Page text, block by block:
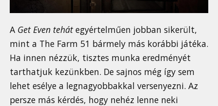
A Get Even tehátegyértelműen jobban sikerült,
mint a The Farm 51 bármely más korábbi játéka.
Ha innen nézzük, tisztes munka eredményét
tarthatjuk kezünkben. De sajnos még így sem
lehet esélye a legnagyobbakkal versenyezni. Az
persze más kérdés, hogy nehéz lenne neki